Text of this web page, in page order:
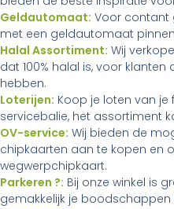
Geldautomaat: Voor contant
met een geldautomaat
Halal Assortiment: Wij
dat 100% halal is, voor
hebben.
Loterijen: Koop je loten van je
servicebalie, het assortiment
OV-service: Wij bieden de
chipkaarten aan te kopen en
wegwerpchipkaart.
Parkeren ?: Bij onze winkel is
gemakkelijk je boodschappen